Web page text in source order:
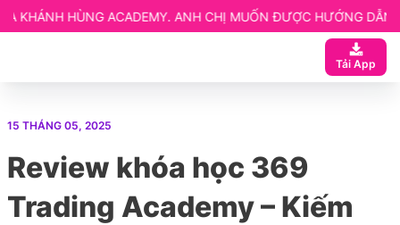
ANH CHỊ MUỐN ĐƯỢC HƯỚNG DẪN CHI TIẾT LIÊN
Tải App
ngay
15 THÁNG 05, 2025
Review khóa học 369
Trading Academy – Kiếm